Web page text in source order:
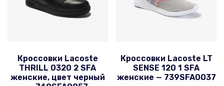
Кроссовки Lacoste
THRILL 0320 2 SFA
женские, цвет черный
Кроссовки Lacoste LT
SENSE 120 1 SFA
женские — 739SFA0037